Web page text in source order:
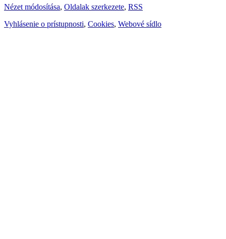
Nézet módosítása, Oldalak szerkezete, RSS
Vyhlásenie o prístupnosti, Cookies, Webové sídlo